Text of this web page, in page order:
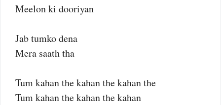
Meelon ki dooriyan
Jab tumko dena
Mera saath tha
Tum kahan the kahan the kahan the
Tum kahan the kahan the kahan